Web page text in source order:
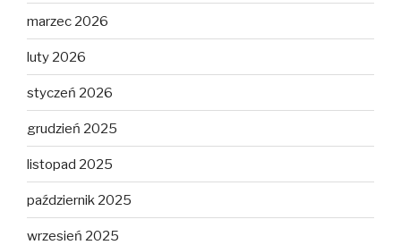
marzec 2026
luty 2026
styczeń 2026
grudzień 2025
listopad 2025
październik 2025
wrzesień 2025